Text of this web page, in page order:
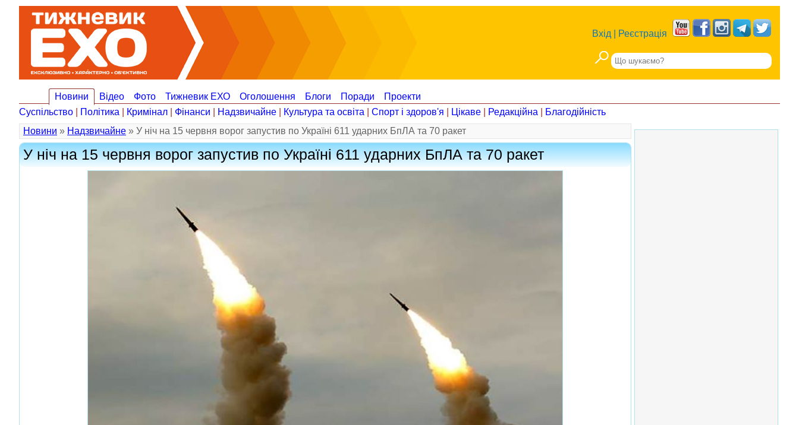
Вхід Реєстрація
Новини Відео Фото Тижневик ЕХО Оголошення Блоги Поради
Проекти
Суспільство
Політика Кримінал Фінанси Надзвичайне Культура та освіта Спорт і здоров'я Цікаве Редакційна
Благодійність
Новини » Надзвичайне » У ніч на 15 червня ворог запустив по Україні 611 ударних БпЛА та 70 ракет
У ніч на 15 червня ворог запустив по Україні 611 ударних БпЛА та 70 ракет